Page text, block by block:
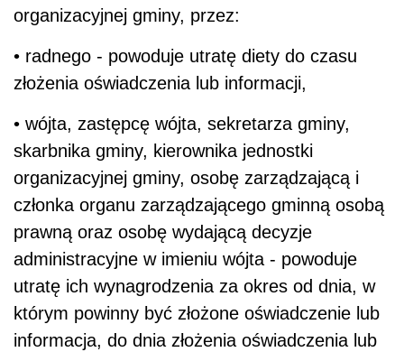
organizacyjnej gminy, przez:
• radnego - powoduje utratę diety do czasu
złożenia oświadczenia lub informacji,
• wójta, zastępcę wójta, sekretarza gminy,
skarbnika gminy, kierownika jednostki
organizacyjnej gminy, osobę zarządzającą i
członka organu zarządzającego gminną osobą
prawną oraz osobę wydającą decyzje
administracyjne w imieniu wójta - powoduje
utratę ich wynagrodzenia za okres od dnia, w
którym powinny być złożone oświadczenie lub
informacja, do dnia złożenia oświadczenia lub